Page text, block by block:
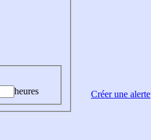
heures
Créer une alerte